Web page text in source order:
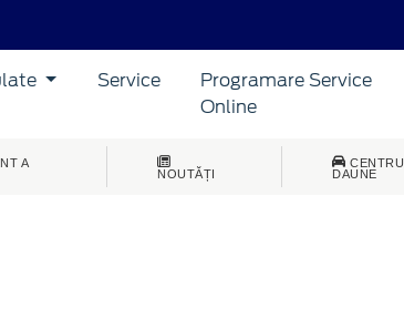
Service
Programare Service
Online
A
NOUTĂȚI
CENTRU
DAUNE